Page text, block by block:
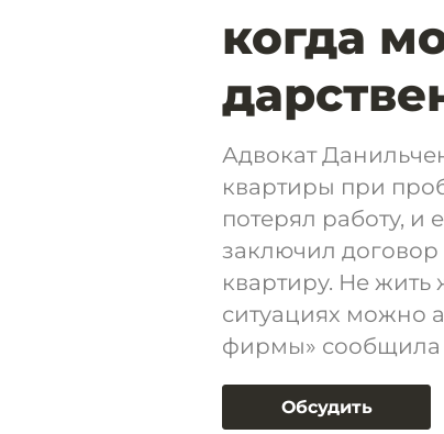
когда
Адвокат
квартиры при
потерял работу, и
заключил
квартиру. Не
ситуациях можно
фирмы» сообщила
Обсудить